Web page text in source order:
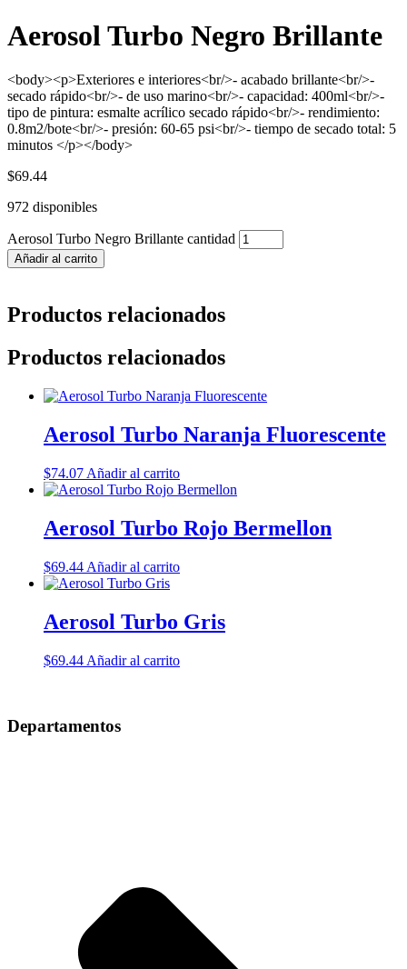
Aerosol Turbo Negro Brillante
<body><p>Exteriores e interiores<br/>- acabado brillante<br/>-
secado rápido<br/>- de uso marino<br/>- capacidad: 400ml<br/>-
tipo de pintura: esmalte acrílico secado rápido<br/>- rendimiento:
0.8m2/bote<br/>- presión: 60-65 psi<br/>- tiempo de secado total: 5
minutos </p></body>
$69.44
972 disponibles
Aerosol Turbo Negro Brillante cantidad
Añadir al carrito
Productos relacionados
Productos relacionados
Aerosol Turbo Naranja Fluorescente
$74.07 Añadir al carrito
Aerosol Turbo Rojo Bermellon
$69.44 Añadir al carrito
Aerosol Turbo Gris
$69.44 Añadir al carrito
Departamentos